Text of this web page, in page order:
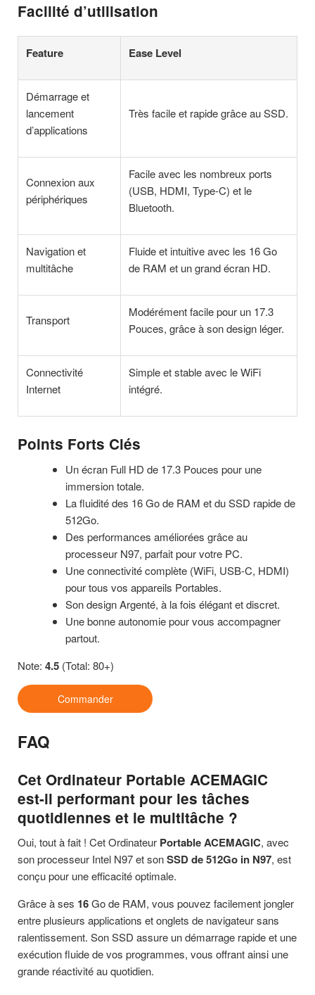
Facilité d’utilisation
Feature Ease Level
Démarrage et
lancement
d’applications
Très facile et rapide grâce au SSD.
Connexion aux
périphériques
Facile avec les nombreux ports
(USB, HDMI, Type-C) et le
Bluetooth.
Navigation et
multitâche
Fluide et intuitive avec les 16 Go
de RAM et un grand écran HD.
Transport
Modérément facile pour un 17.3
Pouces, grâce à son design léger.
Connectivité
Internet
Simple et stable avec le WiFi
intégré.
Points Forts Clés
Un écran Full HD de 17.3 Pouces pour une
immersion totale.
La fluidité des 16 Go de RAM et du SSD rapide de
512Go.
Des performances améliorées grâce au
processeur N97, parfait pour votre PC.
Une connectivité complète (WiFi, USB-C, HDMI)
pour tous vos appareils Portables.
Son design Argenté, à la fois élégant et discret.
Une bonne autonomie pour vous accompagner
partout.
Note: 4.5 (Total: 80+)
Commander
FAQ
Cet Ordinateur Portable ACEMAGIC
est-il performant pour les tâches
quotidiennes et le multitâche ?
Oui, tout à fait ! Cet Ordinateur Portable ACEMAGIC, avec
son processeur Intel N97 et sonSSD de 512Go in N97, est
conçu pour une efficacité optimale.
Grâce à ses 16Go de RAM, vous pouvez facilement jongler
entre plusieurs applications et onglets de navigateur sans
ralentissement. Son SSD assure un démarrage rapide et une
exécution fluide de vos programmes, vous offrant ainsi une
grande réactivité au quotidien.